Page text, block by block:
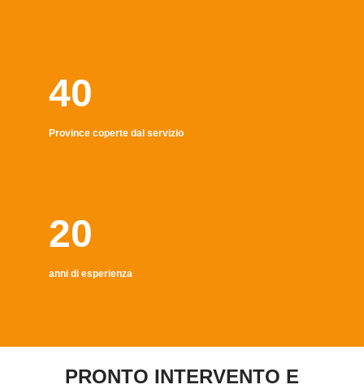
40
Province coperte dal servizio
20
anni di esperienza
PRONTO INTERVENTO E